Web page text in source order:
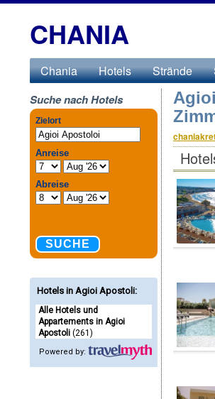
CHANIA
Chania Hotels Strände
Suche nach Hotels
Hotels in Agioi Apostoli:
Alle Hotels und
Appartements in Agioi
Apostoli (261)
Powered by: